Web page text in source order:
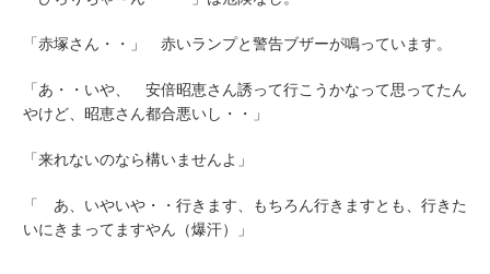
「赤塚さん・・」 赤いランプと警告ブザーが鳴っています。
「あ・・いや、 安倍昭恵さん誘って行こうかなって思ってたん
やけど、昭恵さん都合悪いし・・」
「来れないのなら構いませんよ」
「 あ、いやいや・・行きます、もちろん行きますとも、行きた
いにきまってますやん（爆汗）」